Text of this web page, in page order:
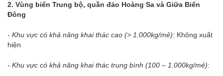
2. Vùng biển Trung bộ, quần đảo Hoàng Sa và Giữa Biển
Đông
- Khu vực có khả năng khai thác cao (> 1.000kg/mẻ): Không xuất
hiện
- Khu vực có khả năng khai thác trung bình (100 – 1.000kg/mẻ):